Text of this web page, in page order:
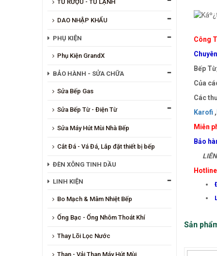
TỦ RƯỢU - TỦ LẠNH
DAO NHẬP KHẨU
PHỤ KIỆN
Phụ Kiện GrandX
BẢO HÀNH - SỬA CHỮA
Sửa Bếp Gas
Sửa Bếp Từ - Điện Từ
Sửa Máy Hút Mùi Nhà Bếp
Cắt Đá - Vá Đá, Lắp đặt thiết bị bếp
ĐÈN XÔNG TINH DẦU
LINH KIỆN
Bo Mạch & Mâm Nhiệt Bếp
Ống Bạc - Ống Nhôm Thoát Khí
Thay Lõi Lọc Nước
Than - Vải Than Máy Hút Mùi
Công
Bếp
Của
Các
Karofi ,
Miễn
Bảo
LIÊN
Sản